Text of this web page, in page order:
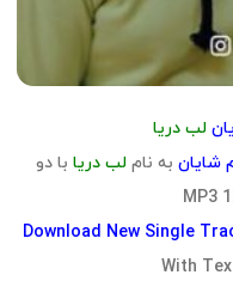
لب دریا
شایان به ناملب دریا با دو
Download New Single
With